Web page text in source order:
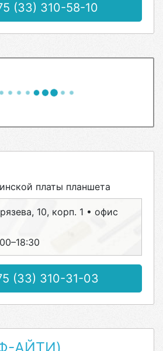
(33) 310-58-10
платы планшета
10, корп. 1 • офис
(33) 310-31-03
АЙТИ)